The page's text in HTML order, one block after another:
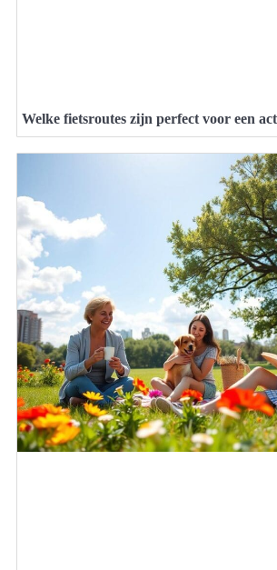
Welke fietsroutes zijn perfect voor een